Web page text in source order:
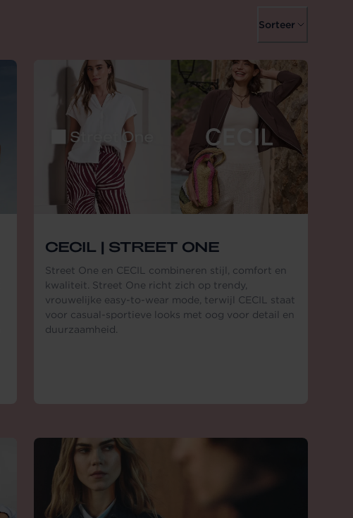
Sorteer
CECIL | STREET ONE
Street One en CECIL combineren stijl, comfort en
kwaliteit. Street One richt zich op trendy,
vrouwelijke easy-to-wear mode, terwijl CECIL staat
voor casual-sportieve looks met oog voor detail en
duurzaamheid.